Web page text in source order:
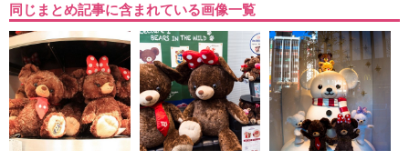
同じまとめ記事に含まれている画像一覧